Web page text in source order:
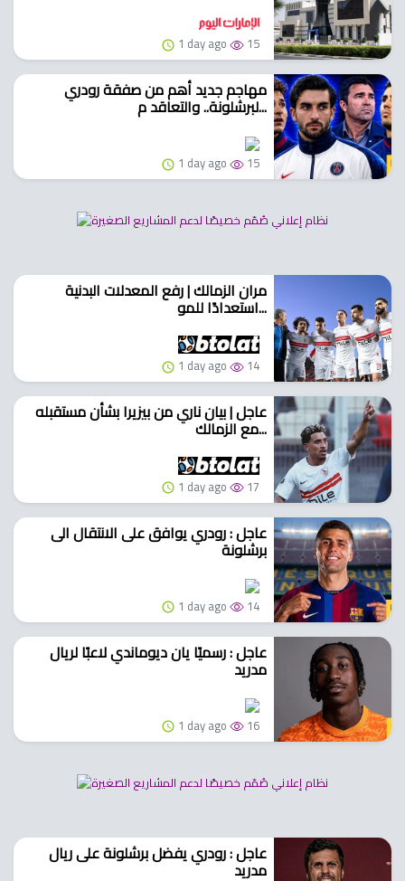
1 day ago 15
مهاجم جديد أهم من صفقة رودري
لبرشلونة.. والتعاقد م...
1 day ago 15
مران الزمالك | رفع المعدلات البدنية
استعدادًا للمو...
1 day ago 14
عاجل | بيان ناري من بيزيرا بشأن مستقبله
مع الزمالك...
1 day ago 17
عاجل : رودري يوافق على الانتقال الى
برشلونة
1 day ago 14
عاجل : رسميًا يان ديوماندي لاعبًا لريال
مدريد
1 day ago 16
عاجل : رودري يفضل برشلونة على ريال
مدريد